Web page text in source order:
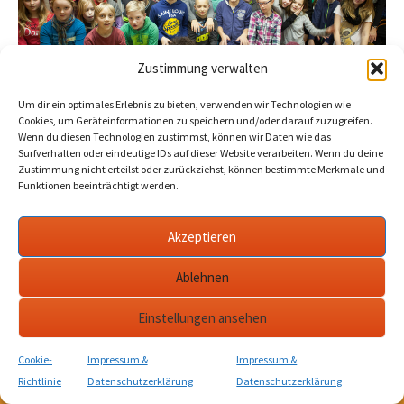
Zustimmung verwalten
Um dir ein optimales Erlebnis zu bieten, verwenden wir Technologien wie
Cookies, um Geräteinformationen zu speichern und/oder darauf zuzugreifen.
Wenn du diesen Technologien zustimmst, können wir Daten wie das
Surfverhalten oder eindeutige IDs auf dieser Website verarbeiten. Wenn du deine
Zustimmung nicht erteilst oder zurückziehst, können bestimmte Merkmale und
Funktionen beeinträchtigt werden.
Akzeptieren
Ablehnen
Einstellungen ansehen
Cookie-
Richtlinie
Impressum &
Datenschutzerklärung
Impressum &
Datenschutzerklärung
1. POPTOGO Open Up in der Gemeinschaftsschule
Aschara
KULTurverein Stadtmauerturm e.V. Bad Langensalza • Jahnstraße 10 • 99947
Bad Langensalza • Tel.: 03603 842710.